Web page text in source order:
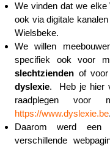
We vinden dat we elke
ook via digitale
Wielsbeke.
We willen
specifiek ook voor
slechtzienden of
dyslexie. Heb je hier
raadplegen voor
https://www.dyslexie.be.
Daarom werd een
verschillende